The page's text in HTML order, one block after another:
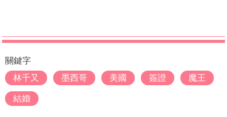
關鍵字
林千又
墨西哥 美國 簽證 魔王
結婚